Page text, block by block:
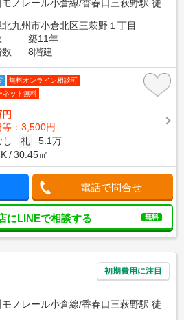
ノレール小倉線/香春口三萩野駅 徒
九州市小倉北区三萩野１丁目
築11年
8階建
無料オンライン相談可
ネット無料
：3,500円
し 礼
5.1万
30.45㎡
電話で問合せ
にLINEで相談する 無料
初期費用に注目
ノレール小倉線/香春口三萩野駅 徒